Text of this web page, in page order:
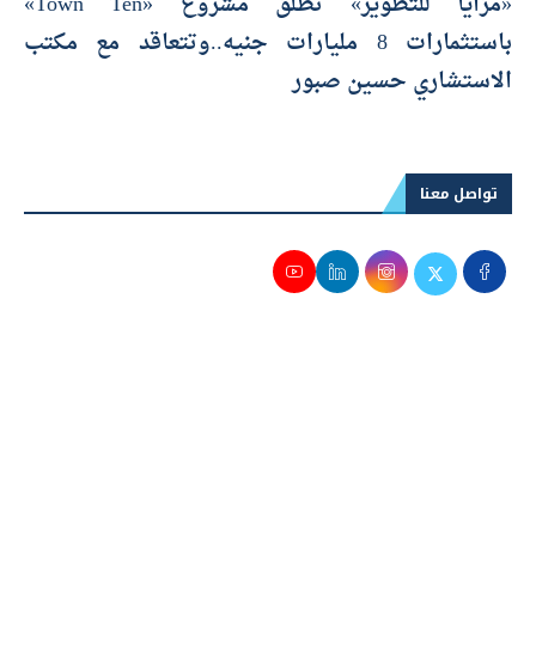
باستثمارات 8 مليارات جنيه..وتتعاقد مع مكتب
الاستشاري حسين صبور
تواصل معنا